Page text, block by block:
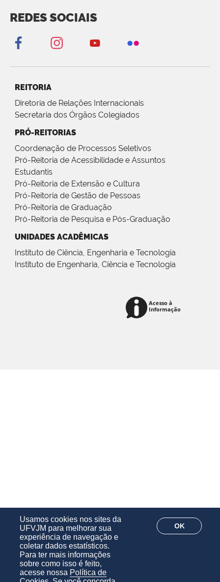
Usamos cookies nos sites da
UFVJM para melhorar sua
experiência de navegação e
coletar dados estatísticos.
Para ter mais informações
sobre como isso é feito,
acesse nossa Política de
OK
REDES SOCIAIS
REITORIA
Diretoria de Relações Internacionais
Secretaria dos Órgãos Colegiados
PRÓ-REITORIAS
Coordenação de Processos Seletivos
Pró-Reitoria de Acessibilidade e Assuntos
Estudantis
Pró-Reitoria de Extensão e Cultura
Pró-Reitoria de Gestão de Pessoas
Pró-Reitoria de Graduação
Pró-Reitoria de Pesquisa e Pós-Graduação
UNIDADES ACADÊMICAS
Instituto de Ciência, Engenharia e Tecnologia
Instituto de Engenharia, Ciência e Tecnologia